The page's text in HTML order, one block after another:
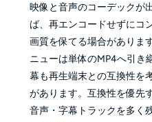
映像と音声のコーデックが
ば、再エンコードせずにコ
画質を保てる場合がありま
ニューは単体のMP4へ引き
幕も再生端末との互換性を
があります。互換性を優先
音声・字幕トラックを多く